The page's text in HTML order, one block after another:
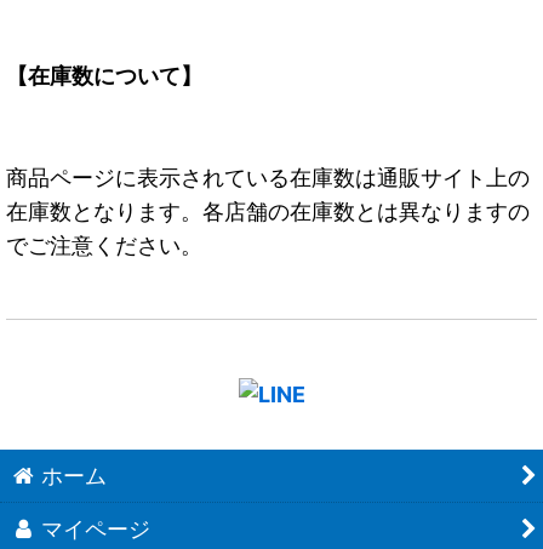
【在庫数について】
商品ページに表示されている在庫数は通販サイト上の
在庫数となります。各店舗の在庫数とは異なりますの
でご注意ください。
ホーム
マイページ